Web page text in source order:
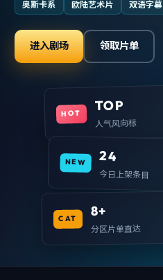
奥斯卡系 欧陆艺术片 双语字幕
进入剧场 领取片单
HOT TOP
人气风向标
NEW 24
今日上架条目
CAT 8+
分区片单直达